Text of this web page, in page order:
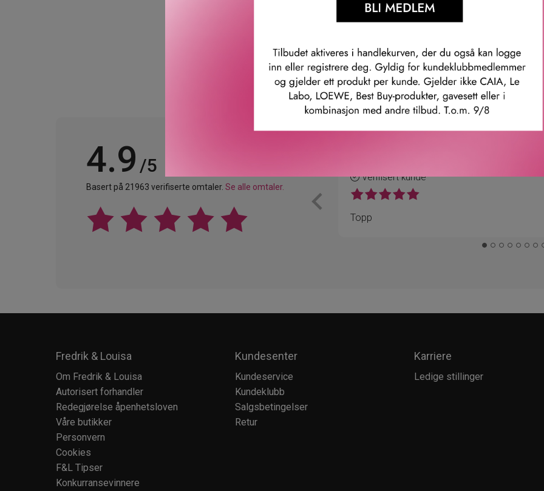
Våre kunder om oss
4.9 /5
Basert på 21963 verifiserte omtaler. Se alle omtaler.
Verifisert kunde
Topp
Fredrik & Louisa
Om Fredrik & Louisa
Autorisert forhandler
Redegjørelse åpenhetsloven
Våre butikker
Personvern
Cookies
F&L Tipser
Konkurransevinnere
Kundesenter
Kundeservice
Kundeklubb
Salgsbetingelser
Retur
Karriere
Ledige stillinger